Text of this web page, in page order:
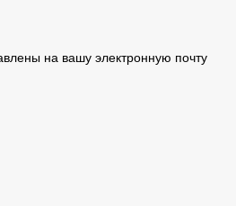
на вашу электронную почту